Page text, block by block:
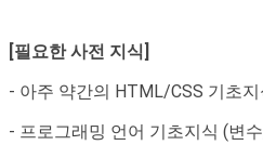
[필요한 사전 지식]
- 아주 약간의 HTML/CSS 기초지
- 프로그래밍 언어 기초지식 (변